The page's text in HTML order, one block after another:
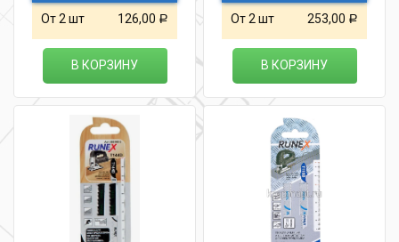
От 2 шт 126,00 Р
В КОРЗИНУ
От 2 шт 253,00 Р
В КОРЗИНУ